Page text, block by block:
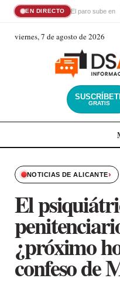
EN DIRECTO El paro sube en
viernes, 7 de agosto de 2026
GRATIS
NOTICIAS DE ALICANTE›
El
¿próximo
confeso de